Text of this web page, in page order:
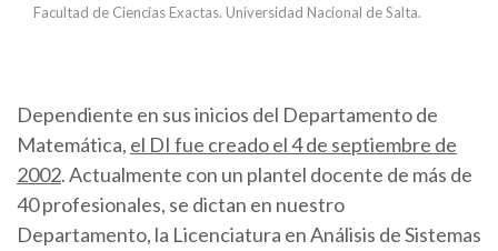
Facultad de Ciencias Exactas. Universidad Nacional de Salta.
Dependiente en sus inicios del Departamento de
Matemática, el DI fue creado el 4 de septiembre de
2002. Actualmente con un plantel docente de más de
40 profesionales, se dictan en nuestro
Departamento, la Licenciatura en Análisis de Sistemas